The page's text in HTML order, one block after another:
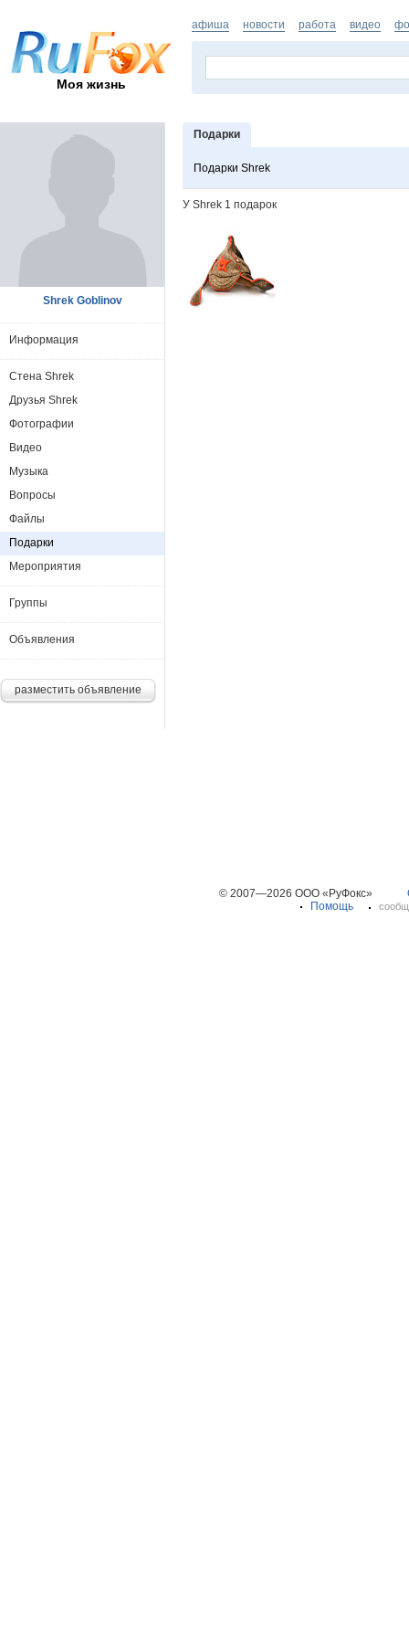
Моя жизнь
афиша новости работа видео
Подарки
Подарки Shrek
У Shrek 1 подарок
Shrek Goblinov
Информация
Стена Shrek
Друзья Shrek
Фотографии
Видео
Музыка
Вопросы
Файлы
Подарки
Мероприятия
Группы
Объявления
разместить объявление
© 2007—2026 ООО «РуФокс»
Помощь